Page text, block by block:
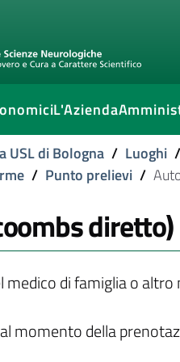
L'Azienda
USL di Bologna / Luoghi /
/ Punto prelievi /
diretto)
di famiglia o altro
momento della